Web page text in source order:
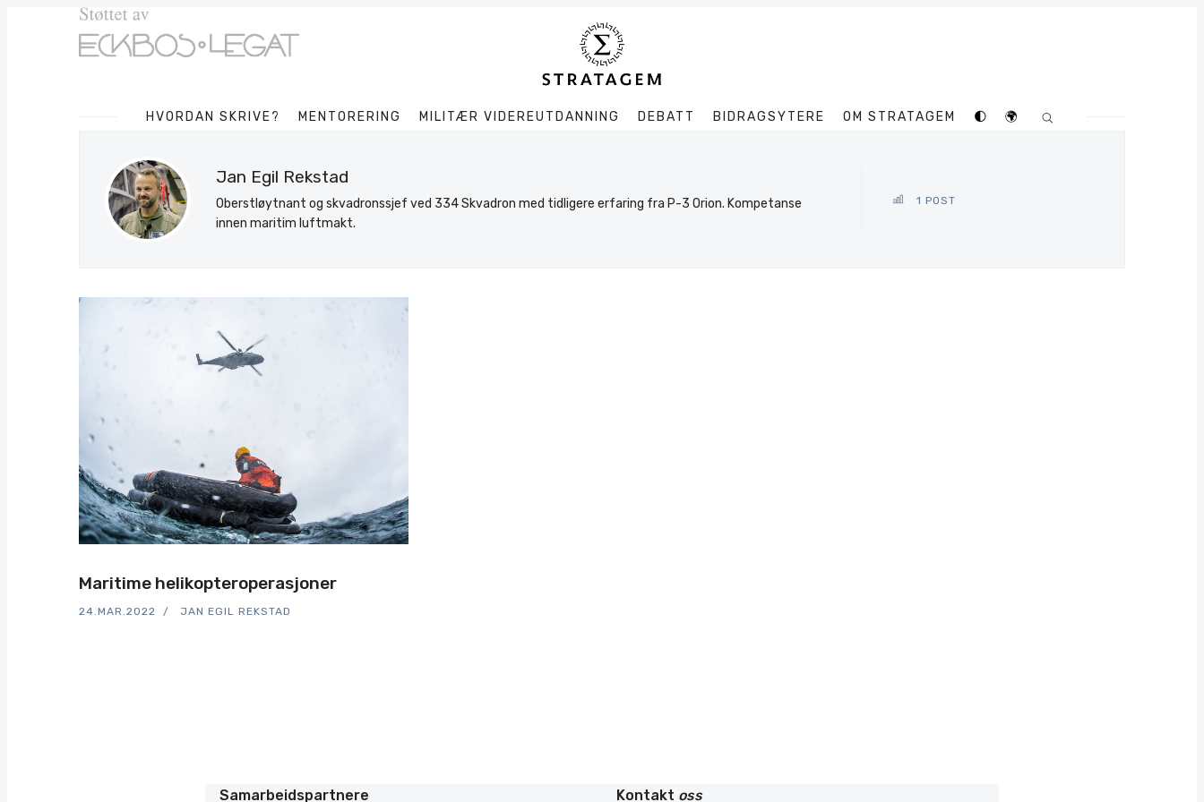
HVORDAN SKRIVE? MENTORERING MILITÆR VIDEREUTDANNING DEBATT BIDRAGSYTERE OM STRATAGEM 🌓 🌍
Søk
Jan Egil Rekstad
Oberstløytnant og skvadronssjef ved 334 Skvadron med tidligere erfaring fra P-3 Orion. Kompetanse
innen maritim luftmakt.
1 POST
Maritime helikopteroperasjoner
24.MAR.2022 JAN EGIL REKSTAD
Samarbeidspartnere Kontakt oss